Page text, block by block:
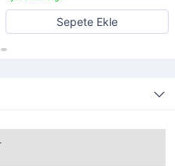
Sepete Ekle